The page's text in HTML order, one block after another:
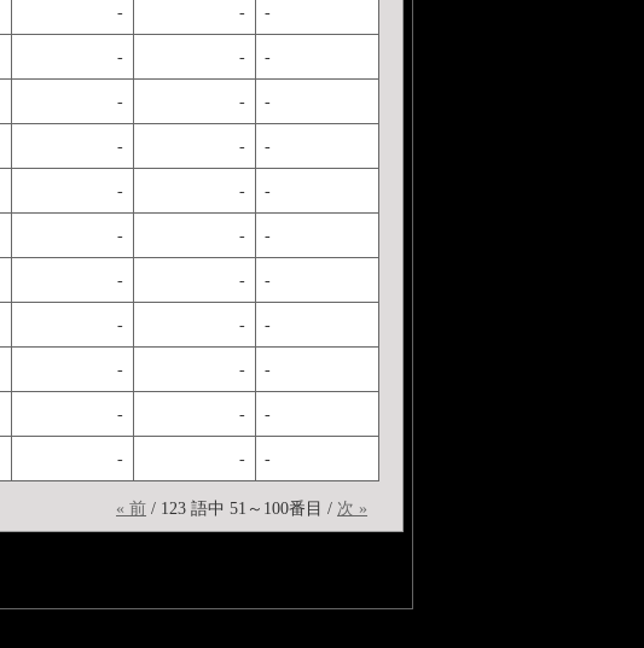
- - -
- - -
- - -
- - -
- - -
- - -
- - -
- - -
- - -
- - -
- - -
« 前 / 123 語中 51～100番目 / 次 »